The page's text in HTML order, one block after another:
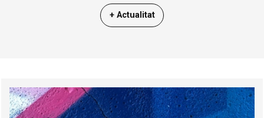
+ Actualitat